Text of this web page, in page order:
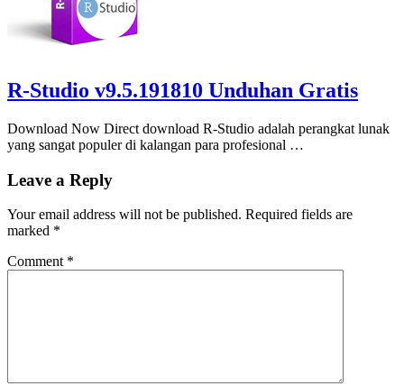
R-Studio v9.5.191810 Unduhan Gratis
Download Now Direct download R-Studio adalah perangkat lunak
yang sangat populer di kalangan para profesional …
Leave a Reply
Your email address will not be published. Required fields are
marked *
Comment *